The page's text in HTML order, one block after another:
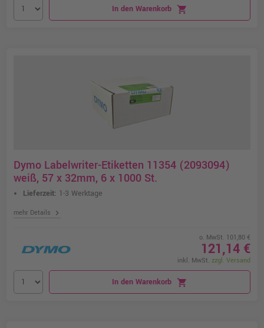
In den Warenkorb shopping_cart
Dymo Labelwriter-Etiketten 11354 (2093094)
weiß, 57 x 32mm, 6 x 1000 St.
Lieferzeit: 1-3 Werktage
mehr Details chevron_right
o. MwSt. 101,80 €
121,14 €
inkl. MwSt. zzgl. Versand
In den Warenkorb shopping_cart